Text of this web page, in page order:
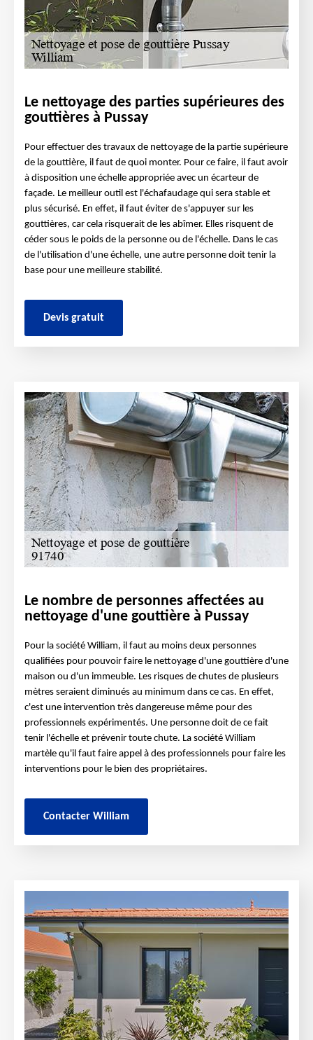
Le nettoyage des parties supérieures des
gouttières à Pussay
Pour effectuer des travaux de nettoyage de la partie supérieure
de la gouttière, il faut de quoi monter. Pour ce faire, il faut avoir
à disposition une échelle appropriée avec un écarteur de
façade. Le meilleur outil est l'échafaudage qui sera stable et
plus sécurisé. En effet, il faut éviter de s'appuyer sur les
gouttières, car cela risquerait de les abîmer. Elles risquent de
céder sous le poids de la personne ou de l'échelle. Dans le cas
de l'utilisation d'une échelle, une autre personne doit tenir la
base pour une meilleure stabilité.
Devis gratuit
Le nombre de personnes affectées au
nettoyage d'une gouttière à Pussay
Pour la société William, il faut au moins deux personnes
qualifiées pour pouvoir faire le nettoyage d'une gouttière d'une
maison ou d'un immeuble. Les risques de chutes de plusieurs
mètres seraient diminués au minimum dans ce cas. En effet,
c'est une intervention très dangereuse même pour des
professionnels expérimentés. Une personne doit de ce fait
tenir l'échelle et prévenir toute chute. La société William
martèle qu'il faut faire appel à des professionnels pour faire les
interventions pour le bien des propriétaires.
Contacter William